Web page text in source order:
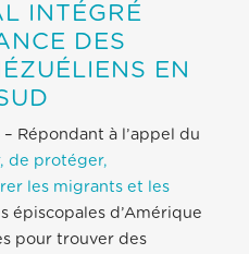
INTÉGRÉ
DES
EN
Répondant à l’appel du
de protéger,
les migrants et les
épiscopales d’Amérique
pour trouver des